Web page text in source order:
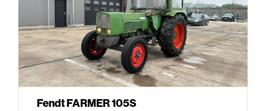
Fendt FARMER 105S